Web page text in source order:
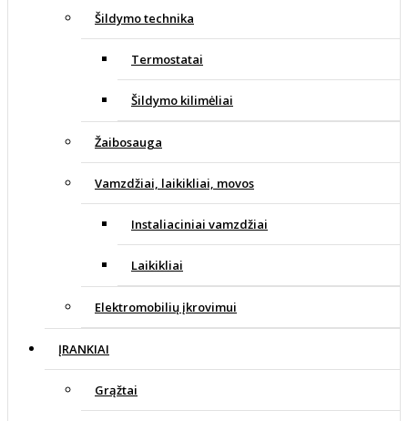
Šildymo technika
Termostatai
Šildymo kilimėliai
Žaibosauga
Vamzdžiai, laikikliai, movos
Instaliaciniai vamzdžiai
Laikikliai
Elektromobilių įkrovimui
ĮRANKIAI
Grąžtai